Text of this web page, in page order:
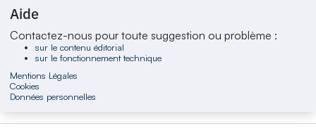
Aide
Contactez-nous pour toute suggestion ou problème :
sur le contenu éditorial
sur le fonctionnement technique
Mentions Légales
Cookies
Données personnelles